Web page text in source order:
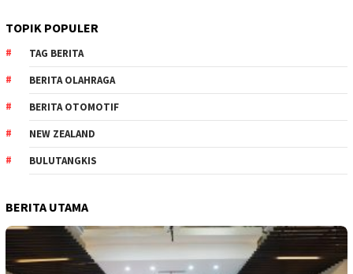
TOPIK POPULER
TAG BERITA
BERITA OLAHRAGA
BERITA OTOMOTIF
NEW ZEALAND
BULUTANGKIS
BERITA UTAMA